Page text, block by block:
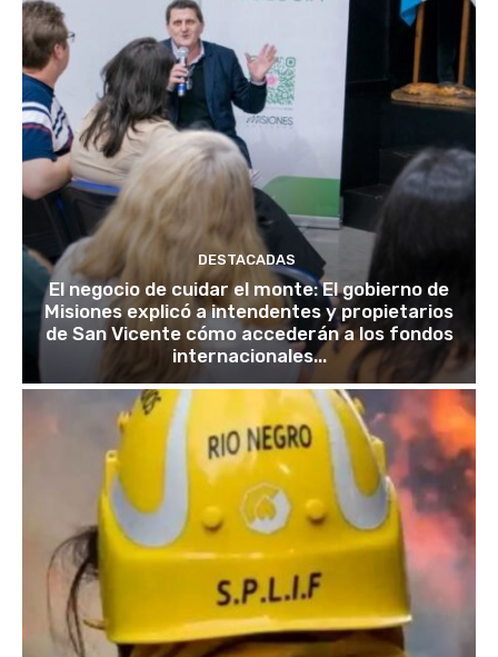
DESTACADAS
El negocio de cuidar el monte: El gobierno de
Misiones explicó a intendentes y propietarios
de San Vicente cómo accederán a los fondos
internacionales...